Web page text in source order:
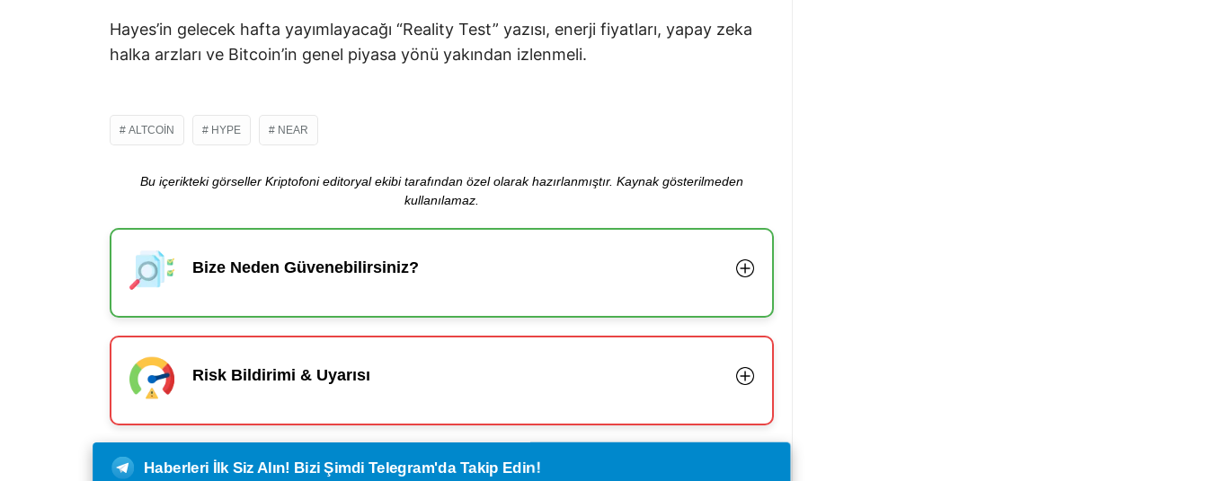
Hayes’in gelecek hafta yayımlayacağı “Reality Test” yazısı, enerji fiyatları, yapay zeka
halka arzları ve Bitcoin’in genel piyasa yönü yakından izlenmeli.
ALTCOIN HYPE NEAR
Bu içerikteki görseller Kriptofoni editoryal ekibi tarafından özel olarak hazırlanmıştır. Kaynak gösterilmeden
kullanılamaz.
Bize Neden Güvenebilirsiniz?
Risk Bildirimi & Uyarısı
Haberleri İlk Siz Alın! Bizi Şimdi Telegram'da Takip Edin!